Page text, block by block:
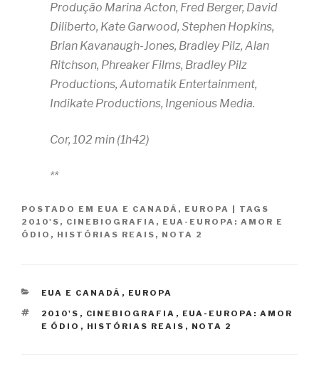
Produção Marina Acton, Fred Berger, David
Diliberto, Kate Garwood, Stephen Hopkins,
Brian Kavanaugh-Jones, Bradley Pilz, Alan
Ritchson, Phreaker Films, Bradley Pilz
Productions, Automatik Entertainment,
Indikate Productions, Ingenious Media.
Cor, 102 min (1h42)
**
POSTADO EM EUA E CANADÁ , EUROPA
TAGS
2010'S , CINEBIOGRAFIA , EUA-EUROPA: AMOR E
ÓDIO , HISTÓRIAS REAIS , NOTA 2
CATEGORIAS
EUA E CANADÁ , EUROPA
TAGS
2010'S , CINEBIOGRAFIA , EUA-EUROPA: AMOR
E ÓDIO , HISTÓRIAS REAIS , NOTA 2